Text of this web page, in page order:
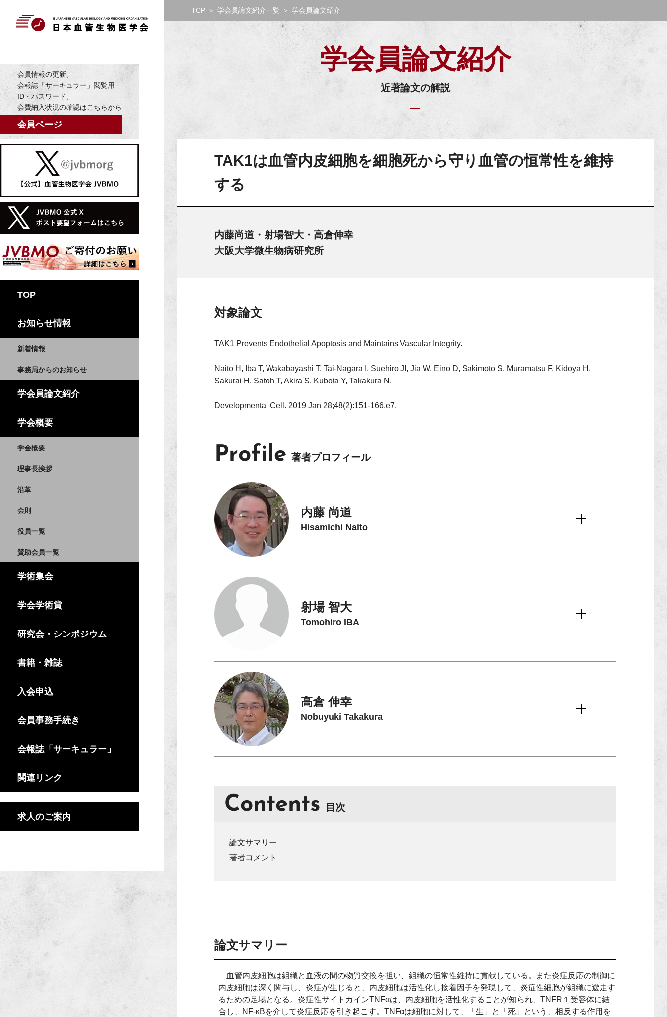
会員情報の更新、
会報誌「サーキュラー」閲覧用
ID・パスワード、
会費納入状況の確認はこちらから
会員ページ
TOP
お知らせ情報
新着情報
事務局からのお知らせ
学会員論文紹介
学会概要
学会概要
理事長挨拶
沿革
会則
役員一覧
賛助会員一覧
学術集会
学会学術賞
研究会・シンポジウム
書籍・雑誌
入会申込
会員事務手続き
会報誌「サーキュラー」
関連リンク
求人のご案内
TOP ＞ 学会員論文紹介一覧 ＞ 学会員論文紹介
学会員論文紹介
近著論文の解説
TAK1は血管内皮細胞を細胞死から守り血管の恒常性を維持
する
内藤尚道・射場智大・高倉伸幸
大阪大学微生物病研究所
対象論文
TAK1 Prevents Endothelial Apoptosis and Maintains Vascular Integrity.
Naito H, Iba T, Wakabayashi T, Tai-Nagara I, Suehiro JI, Jia W, Eino D, Sakimoto S, Muramatsu F, Kidoya H,
Sakurai H, Satoh T, Akira S, Kubota Y, Takakura N.
Developmental Cell. 2019 Jan 28;48(2):151-166.e7.
Profile 著者プロフィール
内藤 尚道
Hisamichi Naito
射場 智大
Tomohiro IBA
高倉 伸幸
Nobuyuki Takakura
Contents 目次
論文サマリー
著者コメント
論文サマリー
血管内皮細胞は組織と血液の間の物質交換を担い、組織の恒常性維持に貢献している。また炎症反応の制御に
内皮細胞は深く関与し、炎症が生じると、内皮細胞は活性化し接着因子を発現して、炎症性細胞が組織に遊走す
るための足場となる。炎症性サイトカインTNFαは、内皮細胞を活性化することが知られ、 TNFR １受容体に結
合し、
NF-κBを介して炎症反応を引き起こす。 TNFαは細胞に対して、「生」と「死」という、相反する作用を